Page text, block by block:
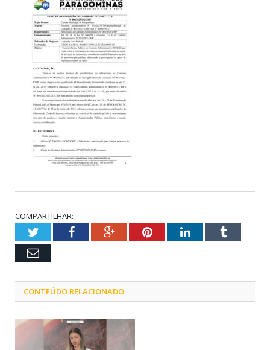
COMPARTILHAR:
TwitterFacebookGoogle+PinterestLinkedInTumblr
Email
CONTEÚDO RELACIONADO